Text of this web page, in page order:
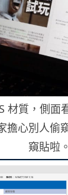
材質，側面
擔心別人偷
窺貼啦。